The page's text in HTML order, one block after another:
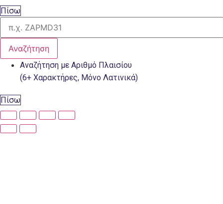
Πίσω
Αναζήτηση
Αναζήτηση με Αριθμό Πλαισίου
(6+ Χαρακτήρες, Μόνο Λατινικά)
Πίσω